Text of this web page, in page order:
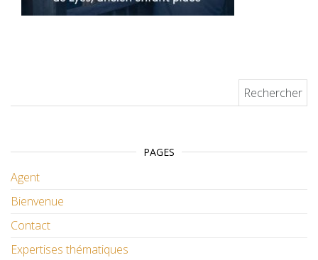
PAGES
Agent
Bienvenue
Contact
Expertises thématiques